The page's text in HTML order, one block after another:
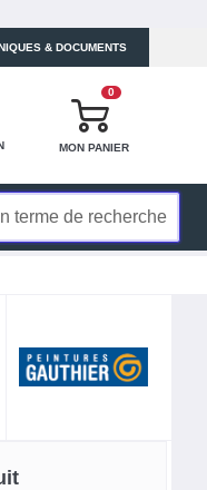
& DOCUMENTS
0
MON PANIER